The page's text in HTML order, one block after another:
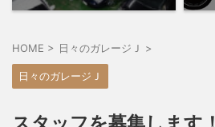
HOME > 日々のガレージＪ >
日々のガレージＪ